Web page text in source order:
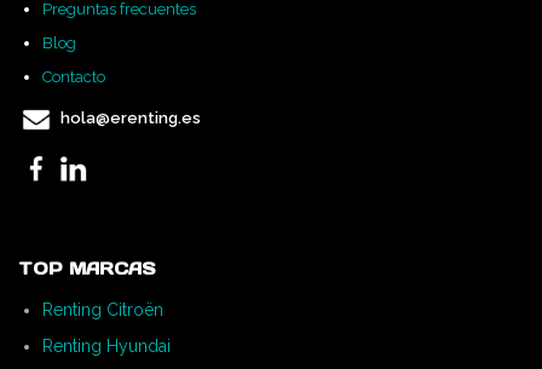
Preguntas frecuentes
Blog
Contacto
hola@erenting.es
TOP MARCAS
Renting Citroën
Renting Hyundai